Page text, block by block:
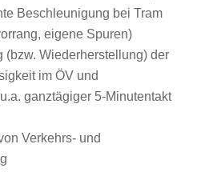
Beschleunigung bei Tram
eigene Spuren)
(bzw. Wiederherstellung) der
im ÖV und
ganztägiger 5-Minutentakt
Verkehrs- und